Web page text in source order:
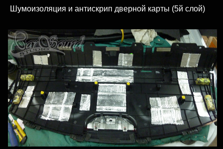
Шумоизоляция и антискрип дверной карты (5й слой)